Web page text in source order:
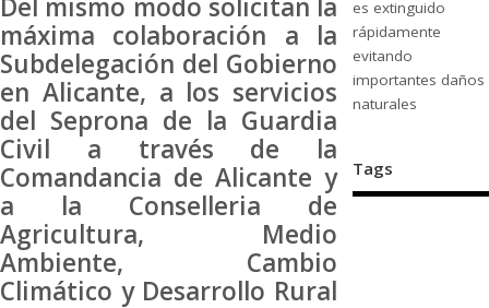
Del mismo modo solicitan la
máxima colaboración a la
Subdelegación del Gobierno
en Alicante, a los servicios
del Seprona de la Guardia
Civil a través de la
Comandancia de Alicante y
a la Conselleria de
Agricultura, Medio
Ambiente, Cambio
Climático y Desarrollo Rural
es extinguido
rápidamente
evitando
importantes daños
naturales
Tags